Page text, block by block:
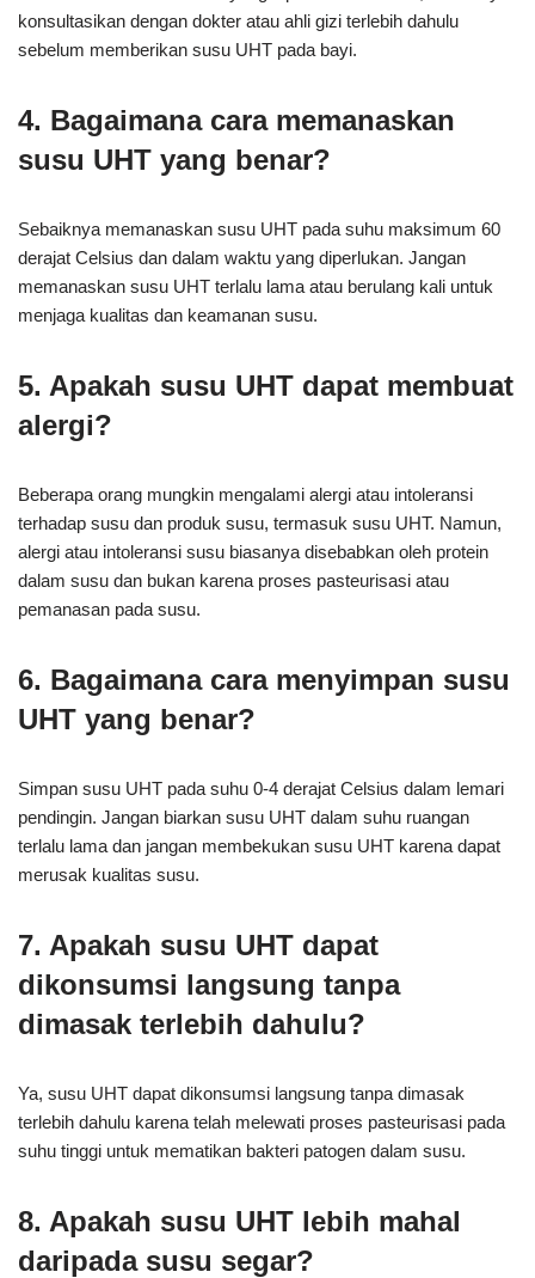
konsultasikan dengan dokter atau ahli gizi terlebih dahulu
sebelum memberikan susu UHT pada bayi.
4. Bagaimana cara memanaskan
susu UHT yang benar?
Sebaiknya memanaskan susu UHT pada suhu maksimum 60
derajat Celsius dan dalam waktu yang diperlukan. Jangan
memanaskan susu UHT terlalu lama atau berulang kali untuk
menjaga kualitas dan keamanan susu.
5. Apakah susu UHT dapat membuat
alergi?
Beberapa orang mungkin mengalami alergi atau intoleransi
terhadap susu dan produk susu, termasuk susu UHT. Namun,
alergi atau intoleransi susu biasanya disebabkan oleh protein
dalam susu dan bukan karena proses pasteurisasi atau
pemanasan pada susu.
6. Bagaimana cara menyimpan susu
UHT yang benar?
Simpan susu UHT pada suhu 0-4 derajat Celsius dalam lemari
pendingin. Jangan biarkan susu UHT dalam suhu ruangan
terlalu lama dan jangan membekukan susu UHT karena dapat
merusak kualitas susu.
7. Apakah susu UHT dapat
dikonsumsi langsung tanpa
dimasak terlebih dahulu?
Ya, susu UHT dapat dikonsumsi langsung tanpa dimasak
terlebih dahulu karena telah melewati proses pasteurisasi pada
suhu tinggi untuk mematikan bakteri patogen dalam susu.
8. Apakah susu UHT lebih mahal
daripada susu segar?